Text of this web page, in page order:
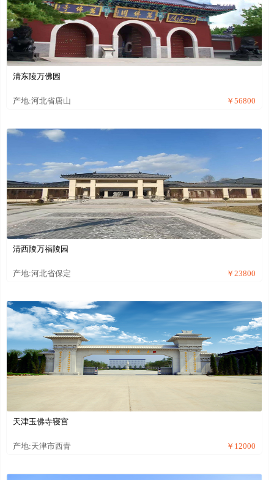
清东陵万佛园
产地:河北省唐山 ￥56800
清西陵万福陵园
产地:河北省保定 ￥23800
天津玉佛寺寝宫
产地:天津市西青 ￥12000